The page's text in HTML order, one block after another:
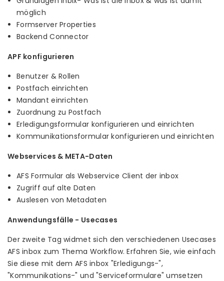
möglich
Formserver Properties
Backend Connector
APF konfigurieren
Benutzer & Rollen
Postfach einrichten
Mandant einrichten
Zuordnung zu Postfach
Erledigungsformular konfigurieren und einrichten
Kommunikationsformular konfigurieren und einrichten
Webservices & META-Daten
AFS Formular als Webservice Client der inbox
Zugriff auf alte Daten
Auslesen von Metadaten
Anwendungsfälle - Usecases
Der zweite Tag widmet sich den verschiedenen Usecases
AFS inbox zum Thema Workflow. Erfahren Sie, wie einfach
Sie diese mit dem AFS inbox "Erledigungs-",
"Kommunikations-" und "Serviceformulare" umsetzen